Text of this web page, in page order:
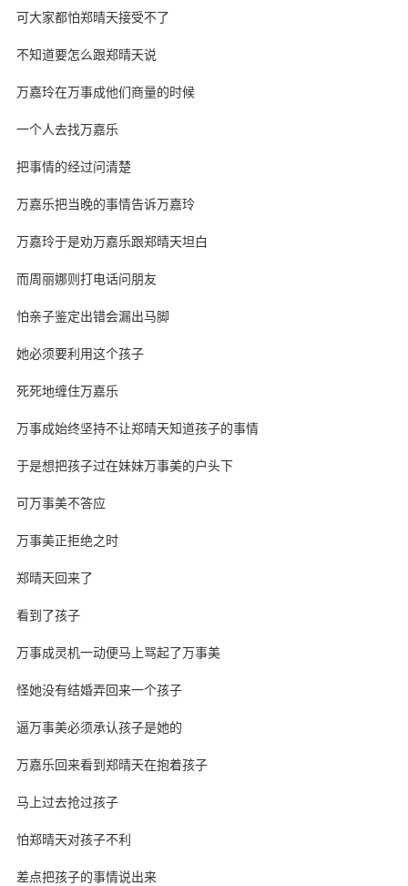
可大家都怕郑晴天接受不了
不知道要怎么跟郑晴天说
万嘉玲在万事成他们商量的时候
一个人去找万嘉乐
把事情的经过问清楚
万嘉乐把当晚的事情告诉万嘉玲
万嘉玲于是劝万嘉乐跟郑晴天坦白
而周丽娜则打电话问朋友
怕亲子鉴定出错会漏出马脚
她必须要利用这个孩子
死死地缠住万嘉乐
万事成始终坚持不让郑晴天知道孩子的事情
于是想把孩子过在妹妹万事美的户头下
可万事美不答应
万事美正拒绝之时
郑晴天回来了
看到了孩子
万事成灵机一动便马上骂起了万事美
怪她没有结婚弄回来一个孩子
逼万事美必须承认孩子是她的
万嘉乐回来看到郑晴天在抱着孩子
马上过去抢过孩子
怕郑晴天对孩子不利
差点把孩子的事情说出来